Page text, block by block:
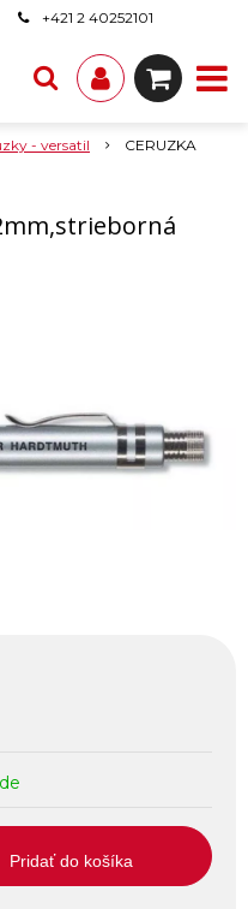
+421 2 40252101
- versatil
CERUZKA
Pridať do košíka